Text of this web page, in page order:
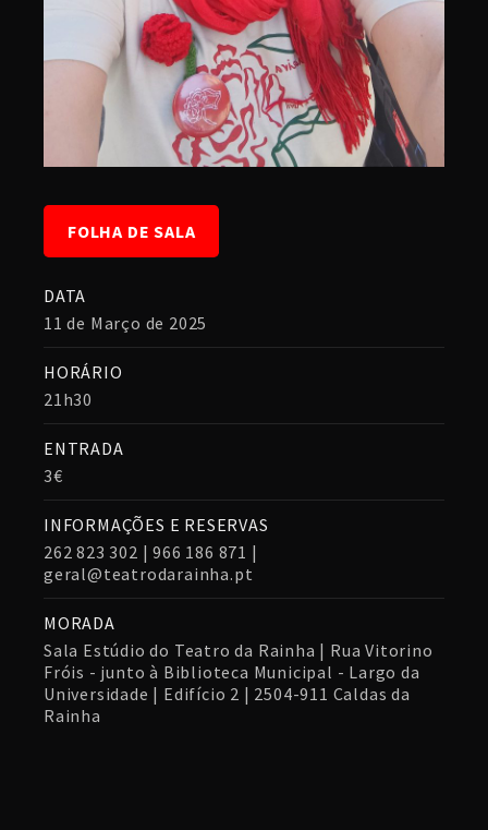
FOLHA DE SALA
DATA
11 de Março de 2025
HORÁRIO
21h30
ENTRADA
3€
INFORMAÇÕES E RESERVAS
262 823 302 | 966 186 871 |
geral@teatrodarainha.pt
MORADA
Sala Estúdio do Teatro da Rainha | Rua Vitorino
Fróis - junto à Biblioteca Municipal - Largo da
Universidade | Edifício 2 | 2504-911 Caldas da
Rainha